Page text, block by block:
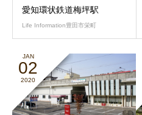
愛知環状鉄道梅坪駅
Life Information豊田市栄町
JAN
02
2020